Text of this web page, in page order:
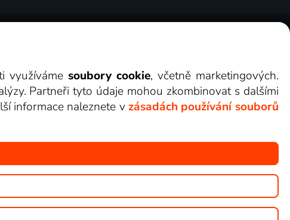
můžete sledovat v Lepší.TV.
využívámesoubory cookie, včetně marketingových.
Partneři tyto údaje mohou zkombinovat s dalšími
informace naleznete v zásadách používání souborů